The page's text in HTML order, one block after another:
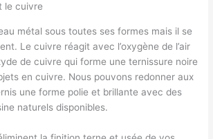
le cuivre
métal sous toutes ses formes mais il se
Le cuivre réagit avec l’oxygène de l’air
de cuivre qui forme une ternissure noire
en cuivre. Nous pouvons redonner aux
une forme polie et brillante avec des
naturels disponibles.